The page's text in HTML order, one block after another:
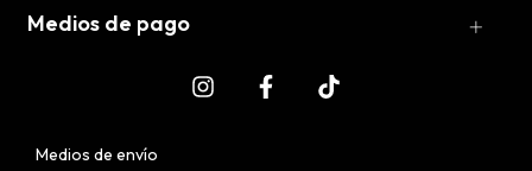
Medios de pago
Medios de envío